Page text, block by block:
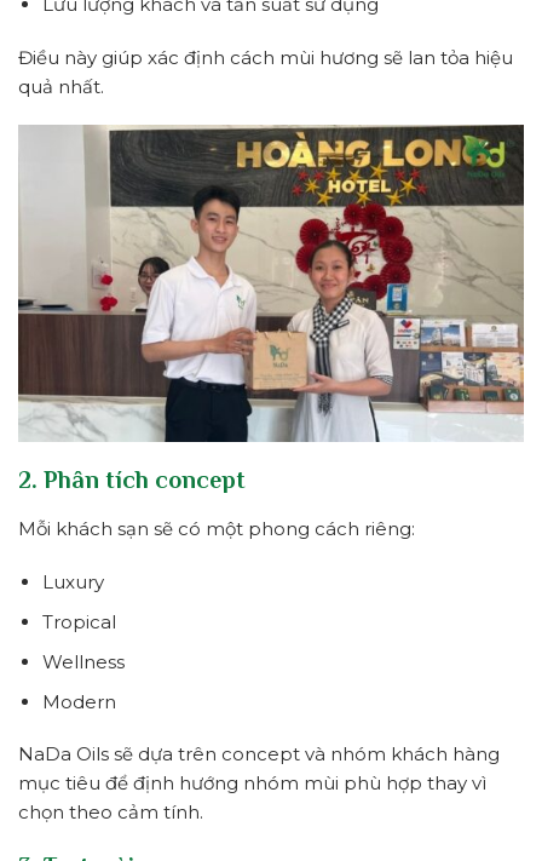
Điều này giúp xác định cách mùi hương sẽ lan tỏa hiệu
quả nhất.
2. Phân tích concept
Mỗi khách sạn sẽ có một phong cách riêng:
Luxury
Tropical
Wellness
Modern
NaDa Oils sẽ dựa trên concept và nhóm khách hàng
mục tiêu để định hướng nhóm mùi phù hợp thay vì
chọn theo cảm tính.